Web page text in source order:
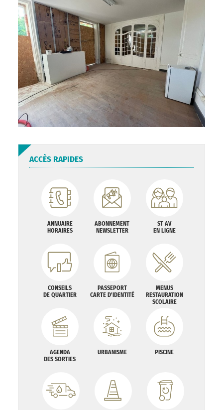
ACCÈS RAPIDES
ANNUAIRE
HORAIRES
ABONNEMENT
NEWSLETTER
ST AV
EN LIGNE
CONSEILS
DE QUARTIER
PASSEPORT
CARTE D'IDENTITÉ
MENUS
RESTAURATION
SCOLAIRE
AGENDA
DES SORTIES
URBANISME PISCINE